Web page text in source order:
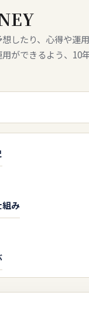
したり、心得や運
ができるよう、10
組み